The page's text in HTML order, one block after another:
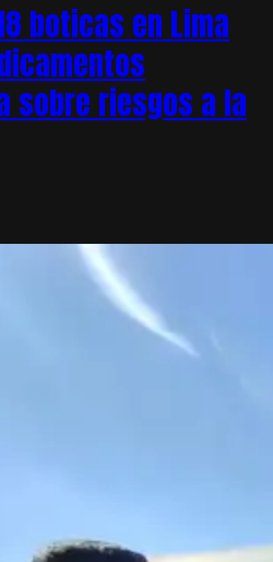
boticas en Lima
sobre riesgos a la